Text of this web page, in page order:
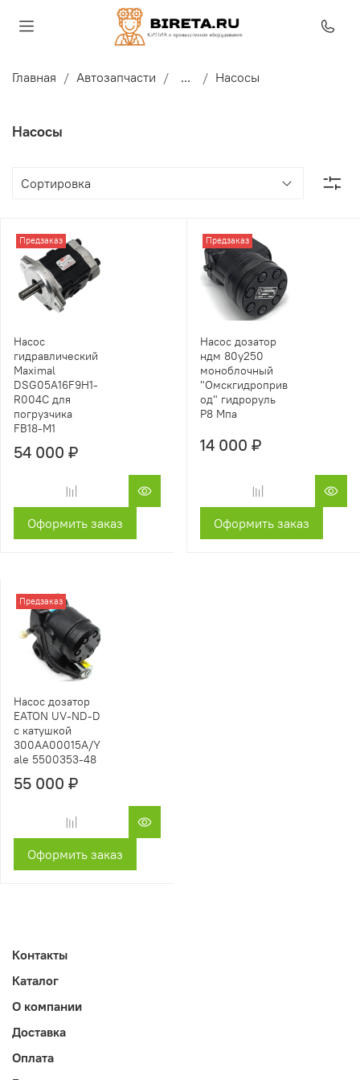
Главная Автозапчасти ... Насосы
Насосы
Предзаказ
Насос
гидравлический
Maximal
DSG05A16F9H1-
R004C для
погрузчика
FB18-M1
54 000 ₽
Оформить заказ
Предзаказ
Насос дозатор
ндм 80у250
моноблочный
"Омскгидроприв
од" гидроруль
P8 Мпа
14 000 ₽
Оформить заказ
Предзаказ
Насос дозатор
EATON UV-ND-D
с катушкой
300AA00015A/Y
ale 5500353-48
55 000 ₽
Оформить заказ
Контакты
Каталог
О компании
Доставка
Оплата